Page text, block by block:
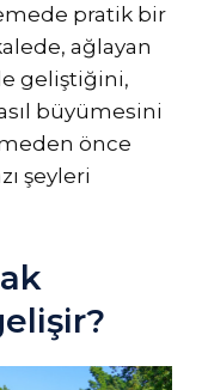
pratik bir
ağlayan
geliştiğini,
büyümesini
önce
şeyleri